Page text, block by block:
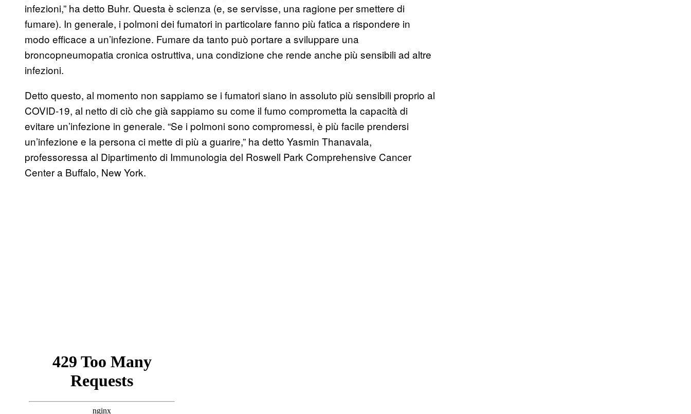
infezioni,” ha detto Buhr. Questa è scienza (e, se servisse, una ragione per smettere di
fumare). In generale, i polmoni dei fumatori in particolare fanno più fatica a rispondere in
modo efficace a un’infezione. Fumare da tanto può portare a sviluppare una
broncopneumopatia cronica ostruttiva, una condizione che rende anche più sensibili ad altre
infezioni.
Detto questo, al momento non sappiamo se i fumatori siano in assoluto più sensibili proprio al
COVID-19, al netto di ciò che già sappiamo su come il fumo comprometta la capacità di
evitare un’infezione in generale. “Se i polmoni sono compromessi, è più facile prendersi
un’infezione e la persona ci mette di più a guarire,” ha detto Yasmin Thanavala,
professoressa al Dipartimento di Immunologia del Roswell Park Comprehensive Cancer
Center a Buffalo, New York.